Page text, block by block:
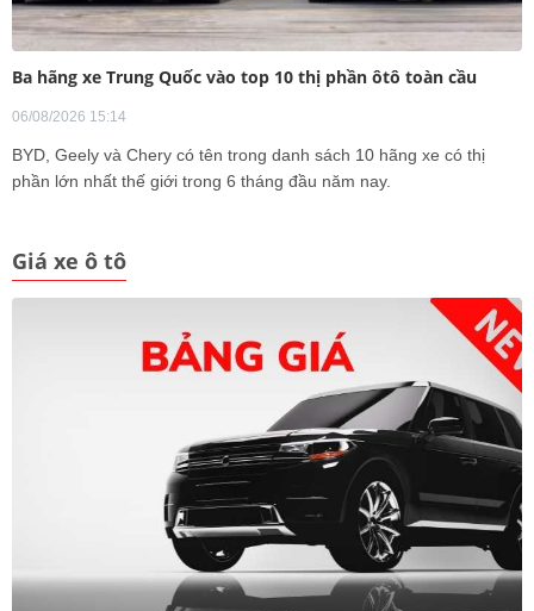
Ba hãng xe Trung Quốc vào top 10 thị phần ôtô toàn cầu
06/08/2026 15:14
BYD, Geely và Chery có tên trong danh sách 10 hãng xe có thị
phần lớn nhất thế giới trong 6 tháng đầu năm nay.
Giá xe ô tô